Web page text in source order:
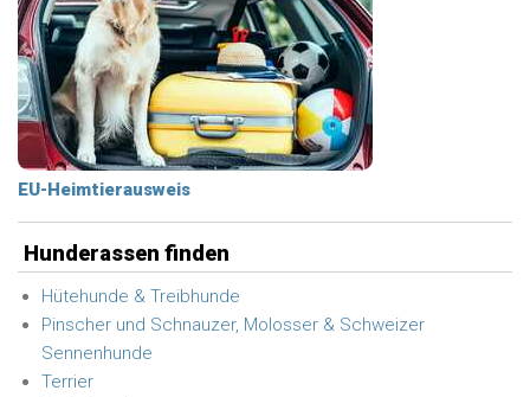
EU-Heimtierausweis
Hunderassen finden
Hütehunde & Treibhunde
Pinscher und Schnauzer, Molosser & Schweizer
Sennenhunde
Terrier